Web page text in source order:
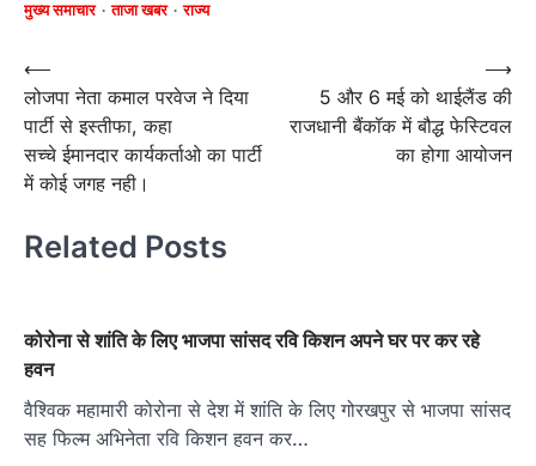
मुख्य समाचार ताजा खबर राज्य
Post
navigation
⟵
लोजपा नेता कमाल परवेज ने दिया
पार्टी से इस्तीफा, कहा
सच्चे ईमानदार कार्यकर्ताओ का पार्टी
में कोई जगह नही।
5 और 6 मई को थाईलैंड की
राजधानी बैंकॉक में बौद्ध फेस्टिवल
का होगा आयोजन
⟶
Related Posts
कोरोना से शांति के लिए भाजपा सांसद रवि किशन अपने घर पर कर रहे
हवन
वैश्‍विक महामारी कोरोना से देश में शांति के लिए गोरखपुर से भाजपा सांसद
सह फिल्‍म अभिनेता रवि किशन हवन कर…